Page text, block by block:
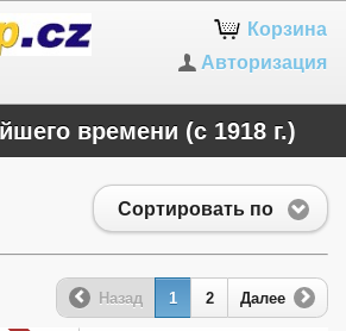
Корзина
Авторизация
времени (с 1918 г.)
Сортировать по
Назад 1 2 Далее